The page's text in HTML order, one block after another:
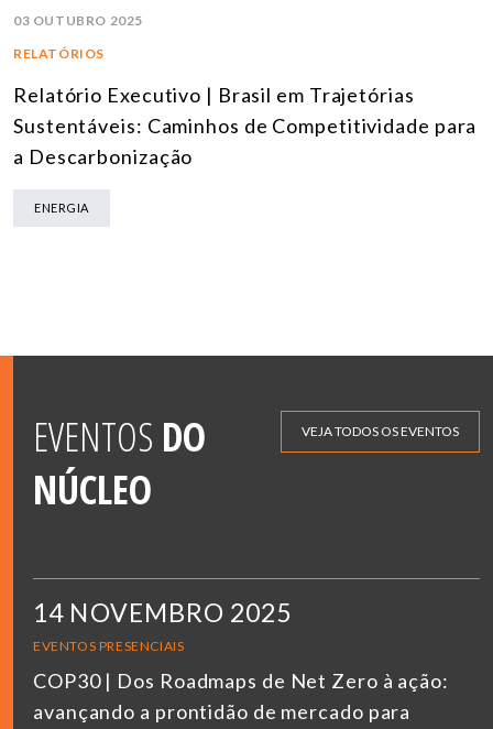
03 OUTUBRO 2025
RELATÓRIOS
Relatório Executivo | Brasil em Trajetórias
Sustentáveis: Caminhos de Competitividade para
a Descarbonização
ENERGIA
EVENTOS DO
NÚCLEO
VEJA TODOS OS EVENTOS
14 NOVEMBRO 2025
EVENTOS PRESENCIAIS
COP30 | Dos Roadmaps de Net Zero à ação:
avançando a prontidão de mercado para